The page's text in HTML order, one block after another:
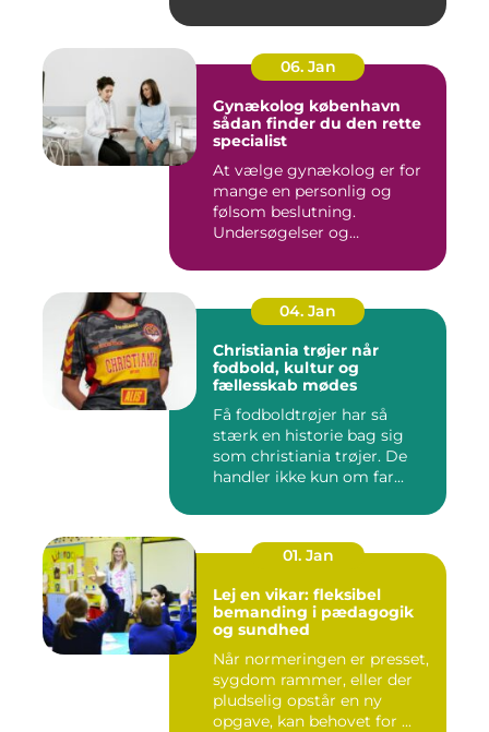
06. Jan
Gynækolog københavn
sådan finder du den rette
specialist
At vælge gynækolog er for
mange en personlig og
følsom beslutning.
Undersøgelser og
04. Jan
Christiania trøjer når
fodbold, kultur og
fællesskab mødes
Få fodboldtrøjer har så
stærk en historie bag sig
som christiania trøjer. De
handler ikke kun om far...
01. Jan
Lej en vikar: fleksibel
bemanding i pædagogik
og sundhed
Når normeringen er presset,
sygdom rammer, eller der
pludselig opstår en ny
opgave, kan behovet for ...